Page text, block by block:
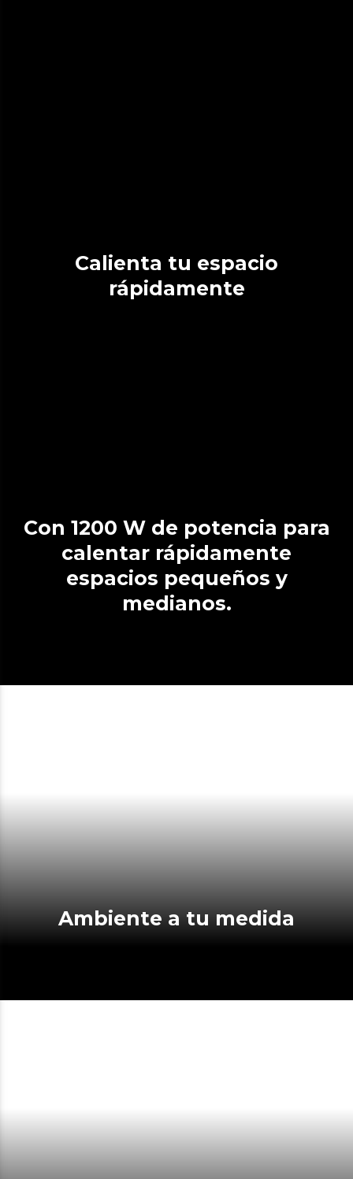
Calienta tu espacio
rápidamente
Con 1200 W de potencia para
calentar rápidamente
espacios pequeños y
medianos.
Ambiente a tu medida